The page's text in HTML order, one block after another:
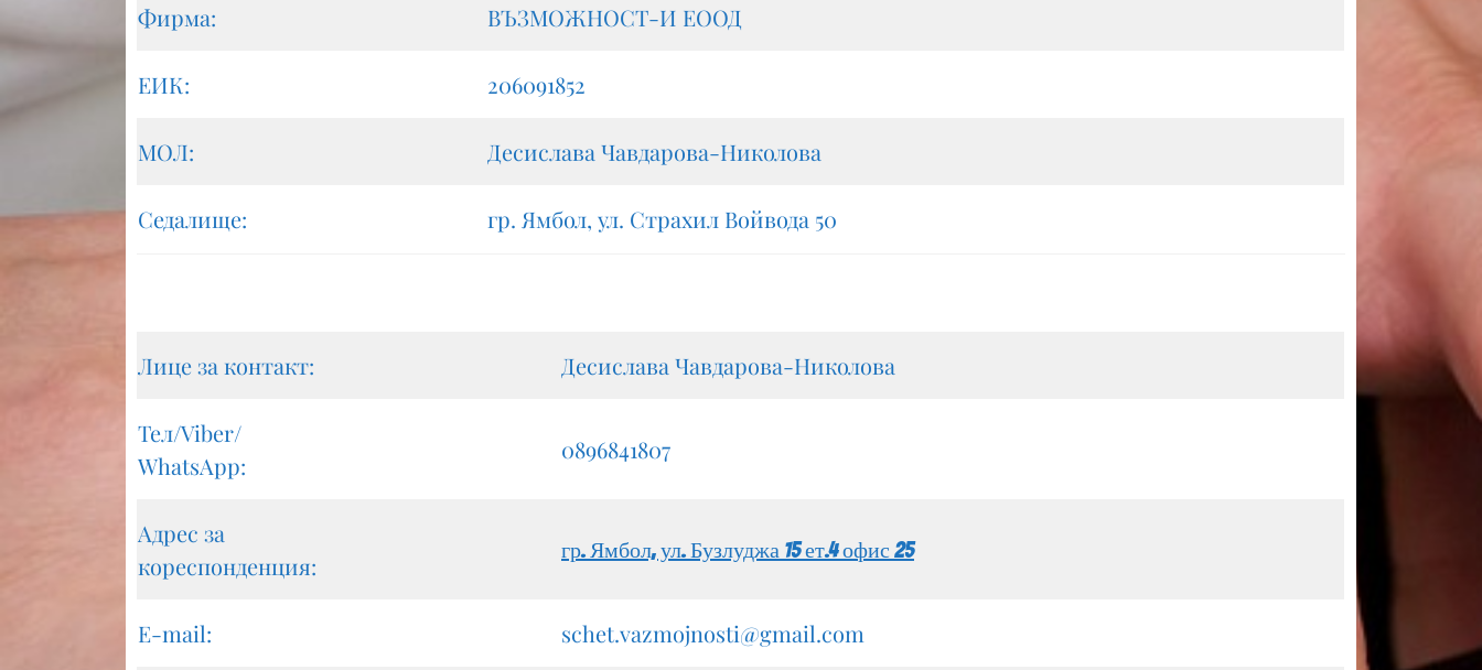
Фирма: ВЪЗМОЖНОСТ-И ЕООД
ЕИК: 206091852
МОЛ: Десислава Чавдарова-Николова
Седалище: гр. Ямбол, ул. Страхил Войвода 50
Лице за контакт: Десислава Чавдарова-Николова
Тел/Viber/
WhatsApp:
0896841807
Адрес за
кореспонденция:
гр. Ямбол, ул. Бузлуджа 15 ет.4 офис 25
Е-mail: schet.vazmojnosti@gmail.com